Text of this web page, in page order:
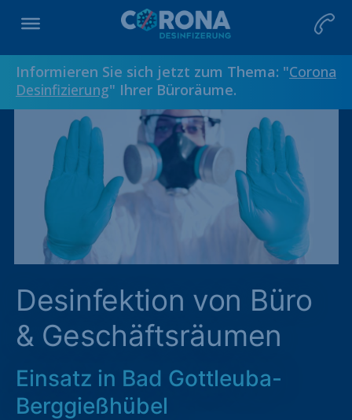
Informieren Sie sich jetzt zum Thema: "Corona
Desinfizierung" Ihrer Büroräume.
Desinfektion von Büro
& Geschäftsräumen
Einsatz in Bad Gottleuba-
Berggießhübel